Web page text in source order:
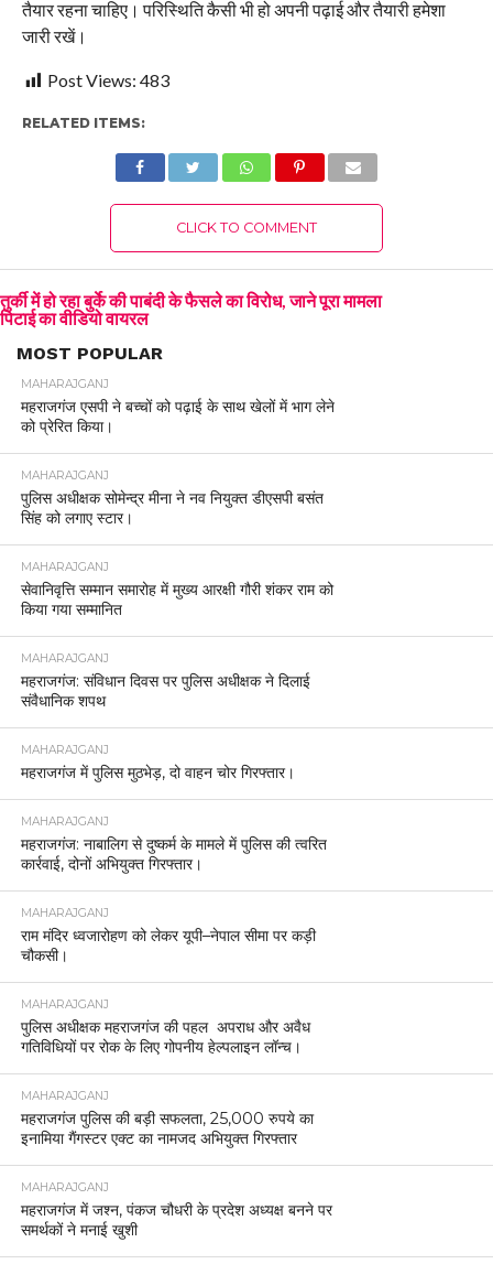
तैयार रहना चाहिए। परिस्थिति कैसी भी हो अपनी पढ़ाई और तैयारी हमेशा
जारी रखें।
Post Views: 483
RELATED ITEMS:
CLICK TO COMMENT
तुर्की में हो रहा बुर्के की पाबंदी के फैसले का विरोध, जाने पूरा मामला
पिटाई का वीडियो वायरल
MOST POPULAR
MAHARAJGANJ
महराजगंज एसपी ने बच्चों को पढ़ाई के साथ खेलों में भाग लेने
को प्रेरित किया।
MAHARAJGANJ
पुलिस अधीक्षक सोमेन्द्र मीना ने नव नियुक्त डीएसपी बसंत
सिंह को लगाए स्टार।
MAHARAJGANJ
सेवानिवृत्ति सम्मान समारोह में मुख्य आरक्षी गौरी शंकर राम को
किया गया सम्मानित
MAHARAJGANJ
महराजगंज: संविधान दिवस पर पुलिस अधीक्षक ने दिलाई
संवैधानिक शपथ
MAHARAJGANJ
महराजगंज में पुलिस मुठभेड़, दो वाहन चोर गिरफ्तार।
MAHARAJGANJ
महराजगंज: नाबालिग से दुष्कर्म के मामले में पुलिस की त्वरित
कार्रवाई, दोनों अभियुक्त गिरफ्तार।
MAHARAJGANJ
राम मंदिर ध्वजारोहण को लेकर यूपी–नेपाल सीमा पर कड़ी
चौकसी।
MAHARAJGANJ
पुलिस अधीक्षक महराजगंज की पहल अपराध और अवैध
गतिविधियों पर रोक के लिए गोपनीय हेल्पलाइन लॉन्च।
MAHARAJGANJ
महराजगंज पुलिस की बड़ी सफलता, 25,000 रुपये का
इनामिया गैंगस्टर एक्ट का नामजद अभियुक्त गिरफ्तार
MAHARAJGANJ
महराजगंज में जश्न, पंकज चौधरी के प्रदेश अध्यक्ष बनने पर
समर्थकों ने मनाई खुशी